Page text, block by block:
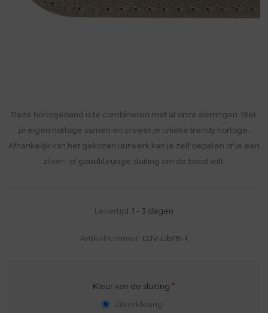
Deze horlogeband is te combineren met al onze sierringen. Stel
je eigen horloge samen en creëer je unieke trendy horloge.
Afhankelijk van het gekozen uurwerk kan je zelf bepalen of je een
zilver- of goudkleurige sluiting om de band wilt.
Levertijd: 1 - 3 dagen
Artikelnummer: DJV-Ub119-1
Kleur van de sluiting*
Zilverkleurig